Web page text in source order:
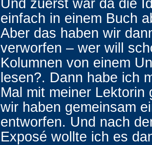
Und zuerst war da die
einfach in einem Buch
Aber das haben wir
verworfen – wer will
Kolumnen von einem
lesen?. Dann habe ich
Mal mit meiner Lektorin
wir haben gemeinsam
entworfen. Und nach
Exposé wollte ich es